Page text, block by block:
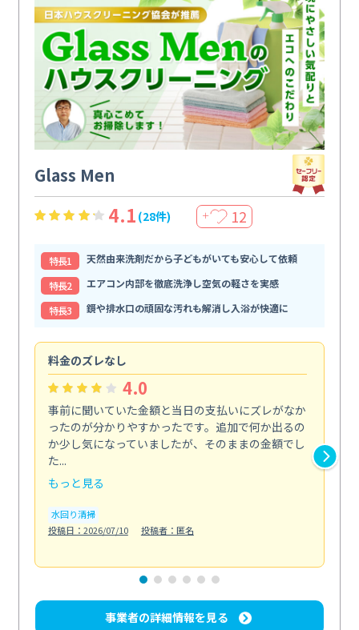
Glass Men
4.1 (28件) ＋ 12
特⻑1
天然由来洗剤だから子どもがいても安心して依頼
特⻑2
エアコン内部を徹底洗浄し空気の軽さを実感
特⻑3
鏡や排水口の頑固な汚れも解消し入浴が快適に
料金のズレなし
4.0
事前に聞いていた金額と当日の支払いにズレがなか
ったのが分かりやすかったです。追加で何か出るの
か少し気になっていましたが、そのままの金額でし
た...
もっと見る
水回り清掃
投稿日：2026/07/10
投稿者：匿名
事業者の詳細情報を見る